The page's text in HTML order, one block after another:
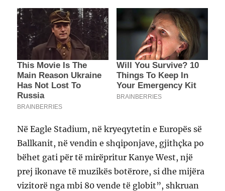
Në Eagle Stadium, në kryeqytetin e Europës së
Ballkanit, në vendin e shqiponjave, gjithçka po
bëhet gati për të mirëpritur Kanye West, një
prej ikonave të muzikës botërore, si dhe mijëra
vizitorë nga mbi 80 vende të globit”, shkruan